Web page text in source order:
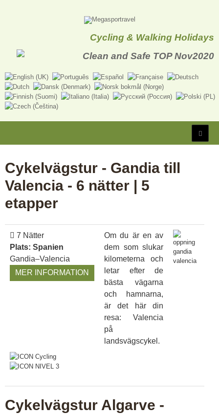
Cycling & Walking Holidays
Cykelvägstur - Gandia till
Valencia - 6 nätter | 5
etapper
7 Nätter
Plats: Spanien
Gandia–Valencia
MER INFORMATION
Om du är en av
dem som slukar
kilometerna och
letar efter de
bästa vägarna
och hamnarna,
är det här din
resa: Valencia
på
landsvägscykel.
Cykelvägstur Algarve -